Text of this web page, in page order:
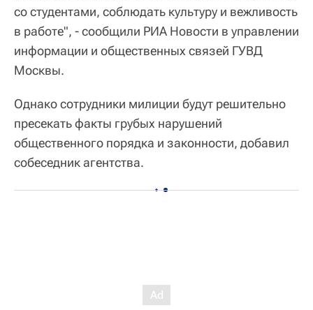
со студентами, соблюдать культуру и вежливость
в работе", - сообщили РИА Новости в управлении
информации и общественных связей ГУВД
Москвы.
Однако сотрудники милиции будут решительно
пресекать факты грубых нарушений
общественного порядка и законности, добавил
собеседник агентства.